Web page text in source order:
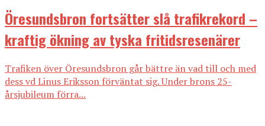
Öresundsbron fortsätter slå trafikrekord –
kraftig ökning av tyska fritidsresenärer
Trafiken över Öresundsbron går bättre än vad till och med
dess vd Linus Eriksson förväntat sig. Under brons 25-
årsjubileum förra...